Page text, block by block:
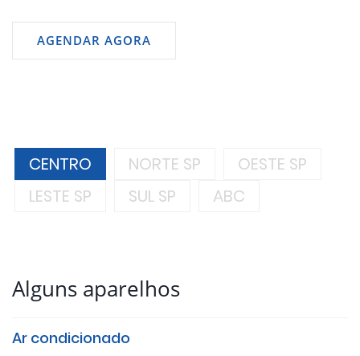
AGENDAR AGORA
CENTRO NORTE SP
OESTE SP
LESTE SP
SUL SP ABC
Alguns aparelhos
Ar condicionado